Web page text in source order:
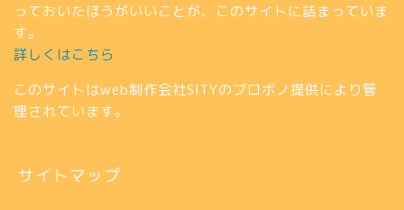
っておいたほうがいいことが、このサイトに詰まっていま
す。
詳しくはこちら
このサイトはweb制作会社SITYのプロボノ提供により管
理されています。
サイトマップ